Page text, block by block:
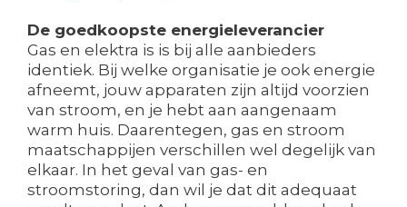
De goedkoopste energieleverancier
Gas en elektra is is bij alle aanbieders
identiek. Bij welke organisatie je ook energie
afneemt, jouw apparaten zijn altijd voorzien
van stroom, en je hebt aan aangenaam
warm huis. Daarentegen, gas en stroom
maatschappijen verschillen wel degelijk van
elkaar. In het geval van gas- en
stroomstoring, dan wil je dat dit adequaat